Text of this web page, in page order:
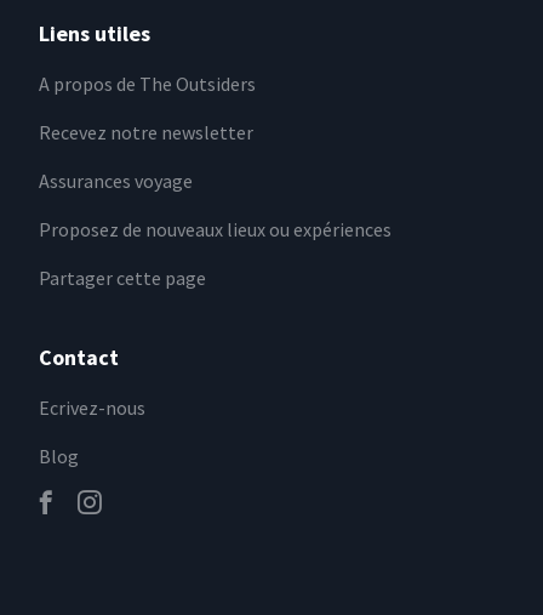
Liens utiles
A propos de The Outsiders
Recevez notre newsletter
Assurances voyage
Proposez de nouveaux lieux ou expériences
Partager cette page
Contact
Ecrivez-nous
Blog